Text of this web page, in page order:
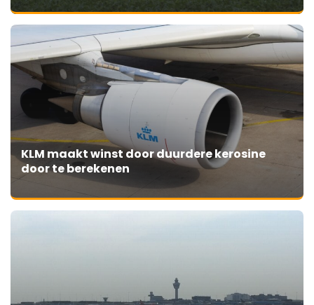
KLM maakt winst door duurdere kerosine
door te berekenen